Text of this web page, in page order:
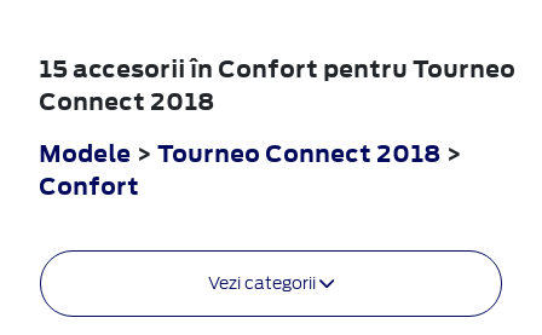
15 accesorii în Confort pentru Tourneo
Connect 2018
Modele > Tourneo Connect 2018 >
Confort
Vezi categorii